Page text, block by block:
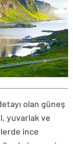
olan güneş
yuvarlak ve
ince